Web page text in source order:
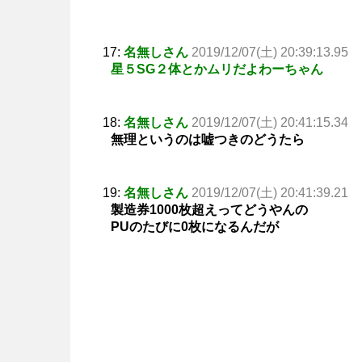
17: 名無しさん 2019/12/07(土) 20:39:13.95
星５SG２体とかムリだよわーちゃん
18: 名無しさん 2019/12/07(土) 20:41:15.34
無理というのは嘘つきのどうたら
19: 名無しさん 2019/12/07(土) 20:41:39.21
製造券1000枚超えってどうやんの
PUのたびに0枚になるんだが